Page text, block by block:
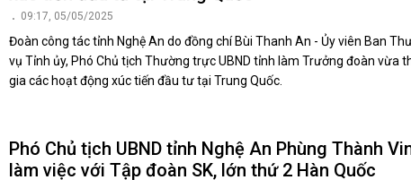
09:17, 05/05/2025
Đoàn công tác tỉnh Nghệ An do đồng chí Bùi Thanh An - Ủy viên Ban
vụ Tỉnh ủy, Phó Chủ tịch Thường trực UBND tỉnh làm Trưởng đoàn vừa
gia các hoạt động xúc tiến đầu tư tại Trung Quốc.
Phó Chủ tịch UBND tỉnh Nghệ An Phùng Thành
làm việc với Tập đoàn SK, lớn thứ 2 Hàn Quốc